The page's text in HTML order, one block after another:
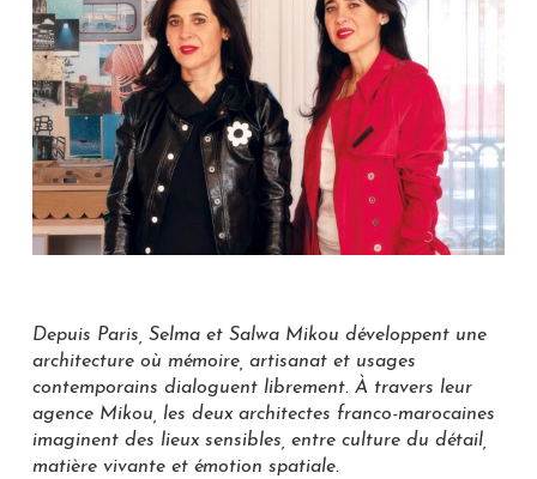
Depuis Paris, Selma et Salwa Mikou développent une
architecture où mémoire, artisanat et usages
contemporains dialoguent librement. À travers leur
agence Mikou, les deux architectes franco-marocaines
imaginent des lieux sensibles, entre culture du détail,
matière vivante et émotion spatiale.